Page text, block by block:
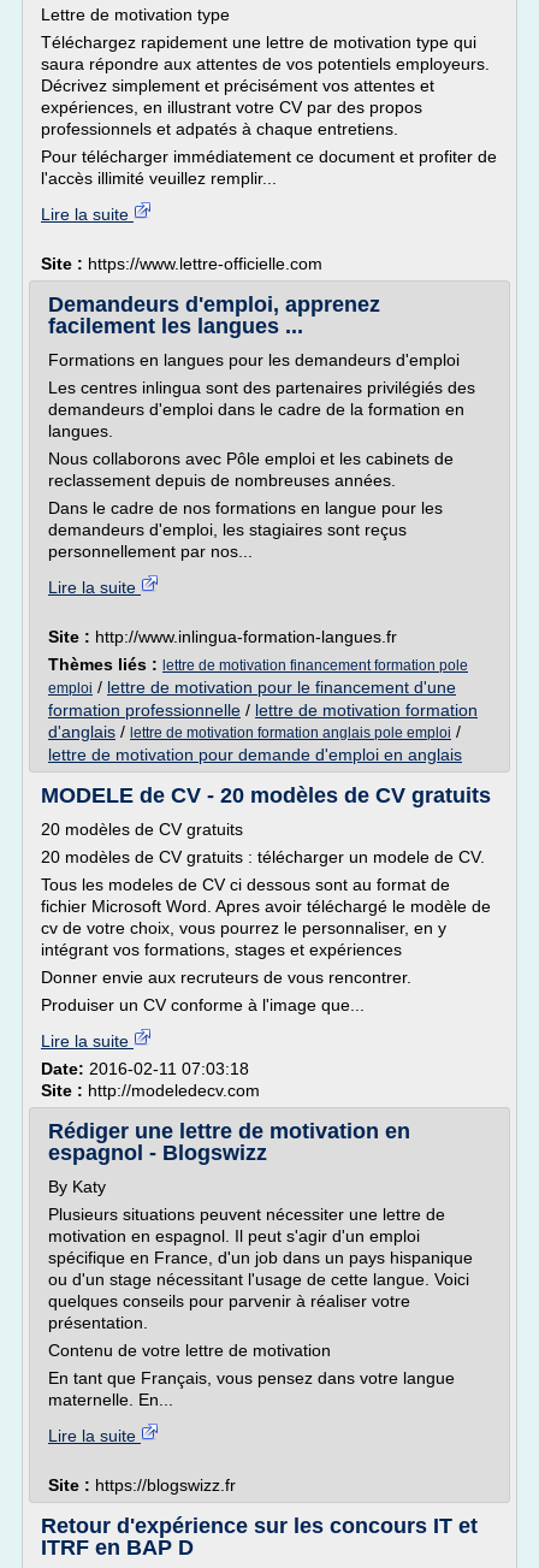
Lettre de motivation type
Téléchargez rapidement une lettre de motivation type qui
saura répondre aux attentes de vos potentiels employeurs.
Décrivez simplement et précisément vos attentes et
expériences, en illustrant votre CV par des propos
professionnels et adpatés à chaque entretiens.
Pour télécharger immédiatement ce document et profiter de
l'accès illimité veuillez remplir...
Lire la suite
Site : https://www.lettre-officielle.com
Demandeurs d'emploi, apprenez
facilement les langues ...
Formations en langues pour les demandeurs d'emploi
Les centres inlingua sont des partenaires privilégiés des
demandeurs d'emploi dans le cadre de la formation en
langues.
Nous collaborons avec Pôle emploi et les cabinets de
reclassement depuis de nombreuses années.
Dans le cadre de nos formations en langue pour les
demandeurs d'emploi, les stagiaires sont reçus
personnellement par nos...
Lire la suite
Site : http://www.inlingua-formation-langues.fr
Thèmes liés : lettre de motivation financement formation pole
emploi / lettre de motivation pour le financement d'une
formation professionnelle / lettre de motivation formation
d'anglais / lettre de motivation formation anglais pole emploi /
lettre de motivation pour demande d'emploi en anglais
MODELE de CV - 20 modèles de CV gratuits
20 modèles de CV gratuits
20 modèles de CV gratuits : télécharger un modele de CV.
Tous les modeles de CV ci dessous sont au format de
fichier Microsoft Word. Apres avoir téléchargé le modèle de
cv de votre choix, vous pourrez le personnaliser, en y
intégrant vos formations, stages et expériences
Donner envie aux recruteurs de vous rencontrer.
Produiser un CV conforme à l'image que...
Lire la suite
Date: 2016-02-11 07:03:18
Site : http://modeledecv.com
Rédiger une lettre de motivation en
espagnol - Blogswizz
By Katy
Plusieurs situations peuvent nécessiter une lettre de
motivation en espagnol. Il peut s'agir d'un emploi
spécifique en France, d'un job dans un pays hispanique
ou d'un stage nécessitant l'usage de cette langue. Voici
quelques conseils pour parvenir à réaliser votre
présentation.
Contenu de votre lettre de motivation
En tant que Français, vous pensez dans votre langue
maternelle. En...
Lire la suite
Site : https://blogswizz.fr
Retour d'expérience sur les concours IT et
ITRF en BAP D